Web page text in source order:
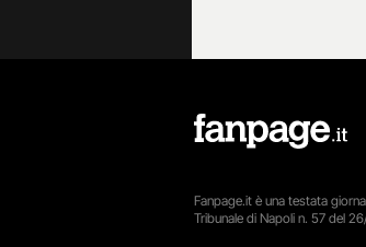
Fanpage.it è una testata
Tribunale di Napoli n. 57 del